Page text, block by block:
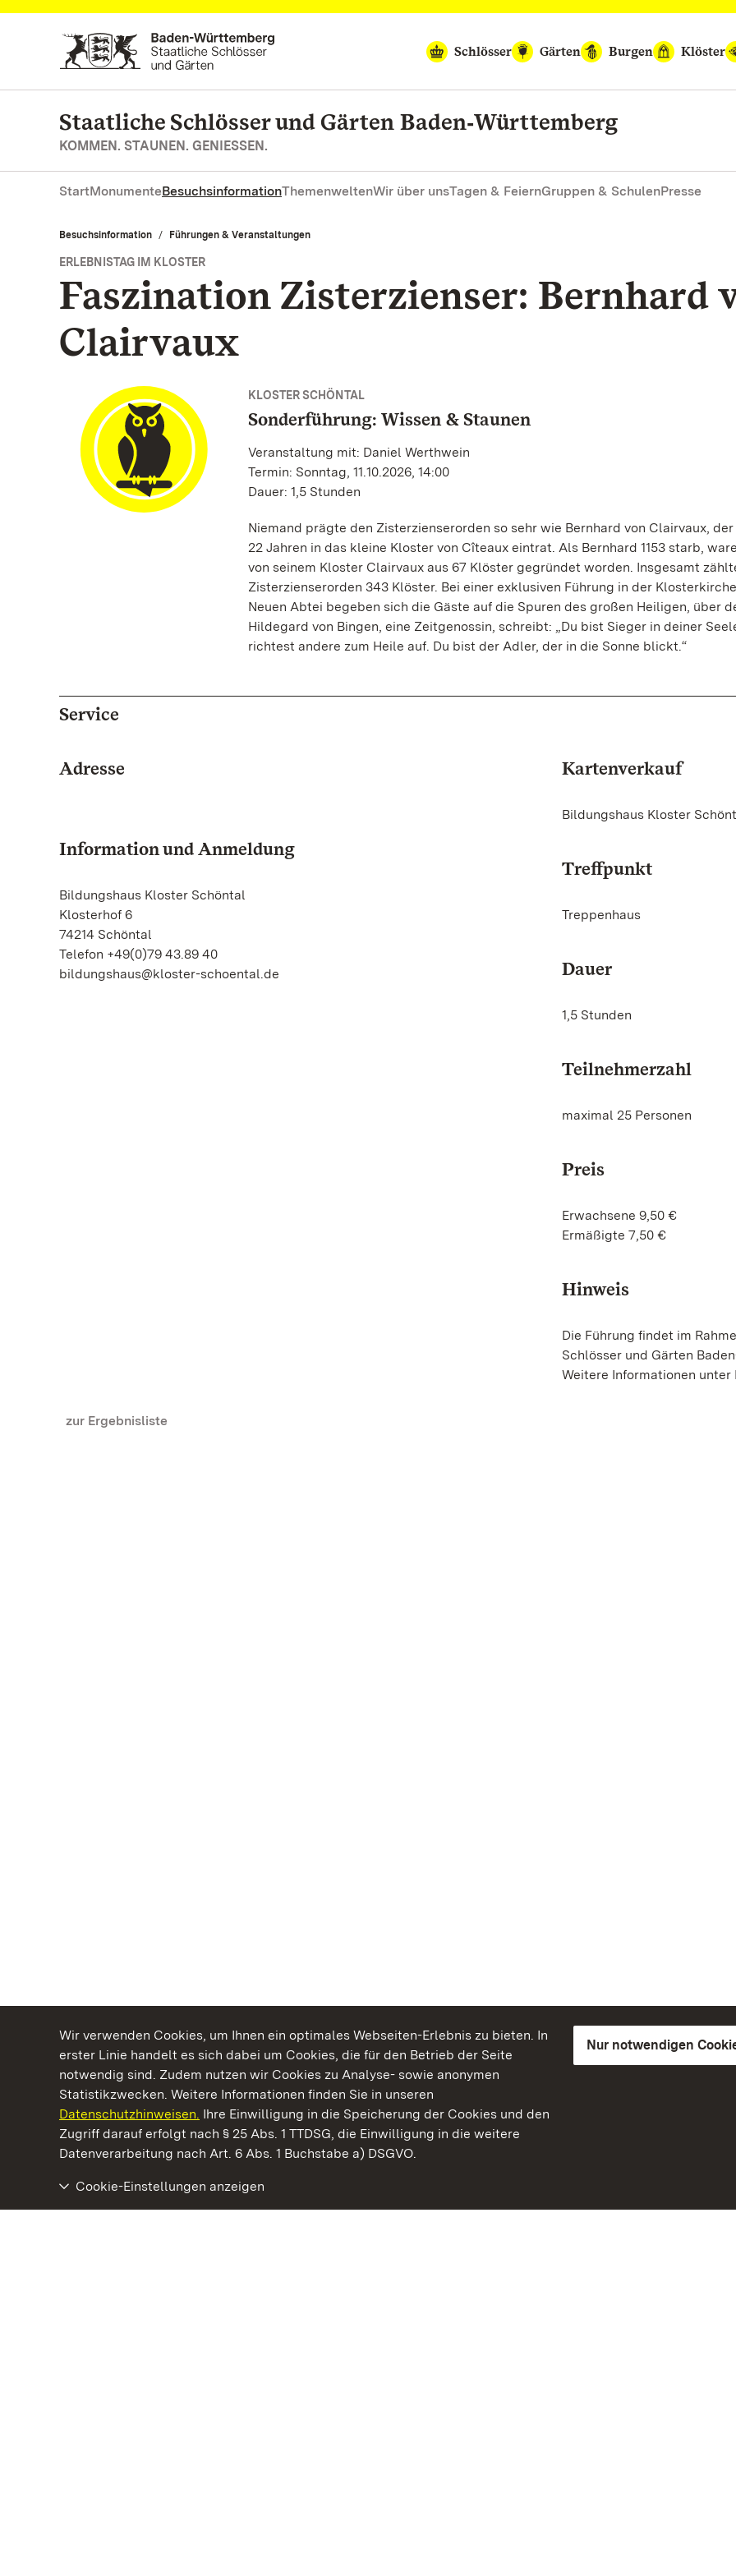
Wir verwenden Cookies, um Ihnen ein optimales Webseiten-Erlebnis zu bieten. In
erster Linie handelt es sich dabei um Cookies, die für den Betrieb der Seite
notwendig sind. Zudem nutzen wir Cookies zu Analyse- sowie anonymen
Statistikzwecken. Weitere Informationen finden Sie in unseren
Datenschutzhinweisen. Ihre Einwilligung in die Speicherung der Cookies und den
Zugriff darauf erfolgt nach § 25 Abs. 1 TTDSG, die Einwilligung in die weitere
Datenverarbeitung nach Art. 6 Abs. 1 Buchstabe a) DSGVO.
Nur notwendigen
Cookie-Einstellungen anzeigen
Zum Hauptinhalt springen
Schlösser
Gärten Burgen Klöster
Staatliche Schlösser und Gärten Baden‑Württemberg
KOMMEN. STAUNEN. GENIESSEN.
StartMonumenteBesuchsinformationThemenweltenWir über unsTagen & FeiernGruppen & SchulenPresse
Besuchsinformation Führungen & Veranstaltungen
ERLEBNISTAG IM KLOSTER
Faszination Zisterzienser: Bernhard
Clairvaux
KLOSTER SCHÖNTAL
Sonderführung: Wissen & Staunen
Veranstaltung mit: Daniel Werthwein
Termin: Sonntag, 11.10.2026, 14:00
Dauer: 1,5 Stunden
Niemand prägte den Zisterzienserorden so sehr wie Bernhard von Clairvaux,
22 Jahren in das kleine Kloster von Cîteaux eintrat. Als Bernhard 1153 starb,
von seinem Kloster Clairvaux aus 67 Klöster gegründet worden. Insgesamt
Zisterzienserorden 343 Klöster. Bei einer exklusiven Führung in der
Neuen Abtei begeben sich die Gäste auf die Spuren des großen Heiligen, über
Hildegard von Bingen, eine Zeitgenossin, schreibt: „Du bist Sieger in deiner
richtest andere zum Heile auf. Du bist der Adler, der in die Sonne blickt.“
Service
Adresse
Information und Anmeldung
Bildungshaus Kloster Schöntal
Klosterhof 6
74214 Schöntal
Telefon +49(0)79 43.89 40
bildungshaus@kloster-schoental.de
Kartenverkauf
Bildungshaus Kloster
Treffpunkt
Treppenhaus
Dauer
1,5 Stunden
Teilnehmerzahl
maximal 25 Personen
Preis
Erwachsene 9,50 €
Ermäßigte 7,50 €
Hinweis
Die Führung findet im
Schlösser und Gärten
Weitere Informationen
zur Ergebnisliste
Kommen. Staunen. Genießen.